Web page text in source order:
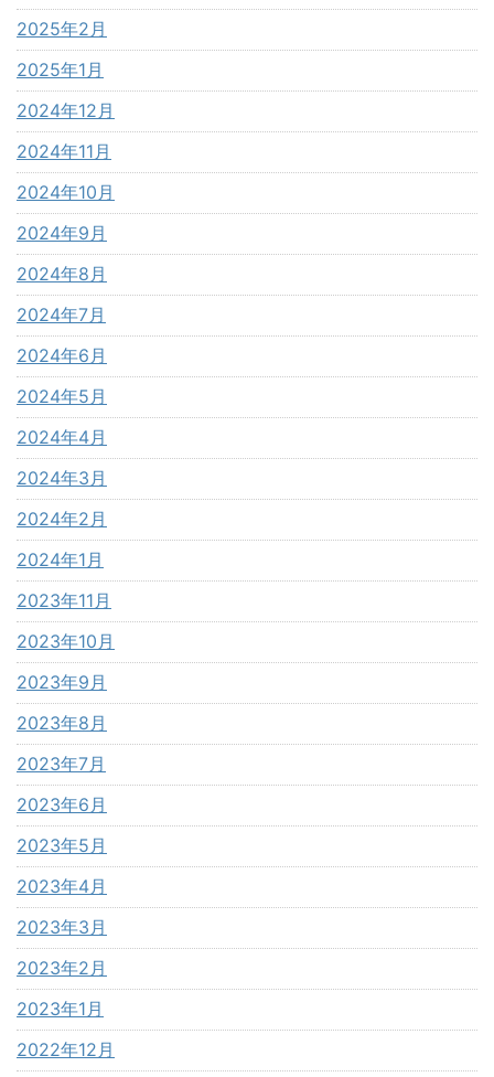
2025年2月
2025年1月
2024年12月
2024年11月
2024年10月
2024年9月
2024年8月
2024年7月
2024年6月
2024年5月
2024年4月
2024年3月
2024年2月
2024年1月
2023年11月
2023年10月
2023年9月
2023年8月
2023年7月
2023年6月
2023年5月
2023年4月
2023年3月
2023年2月
2023年1月
2022年12月